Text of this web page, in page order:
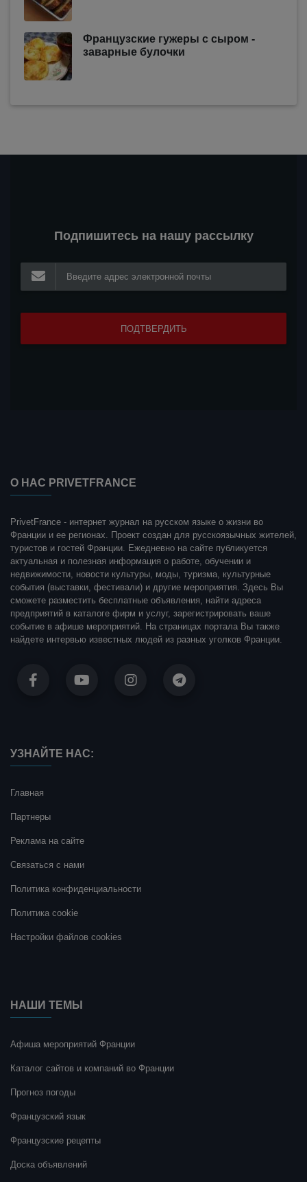
Французские гужеры с сыром -
заварные булочки
Подпишитесь на нашу рассылку
О НАС PRIVETFRANCE
PrivetFrance - интернет журнал на русском языке о жизни во
Франции и ее регионах. Проект создан для русскоязычных жителей,
туристов и гостей Франции. Ежедневно на сайте публикуется
актуальная и полезная информация о работе, обучении и
недвижимости, новости культуры, моды, туризма, культурные
события (выставки, фестивали) и другие мероприятия. Здесь Вы
сможете разместить бесплатные объявления, найти адреса
предприятий в каталоге фирм и услуг, зарегистрировать ваше
событие в афише мероприятий. На страницах портала Вы также
найдете интервью известных людей из разных уголков Франции.
УЗНАЙТЕ НАС:
Главная
Партнеры
Реклама на сайте
Связаться с нами
Политика конфиденциальности
Политика cookie
Настройки файлов cookies
НАШИ ТЕМЫ
Афиша мероприятий Франции
Каталог сайтов и компаний во Франции
Прогноз погоды
Французский язык
Французские рецепты
Доска объявлений